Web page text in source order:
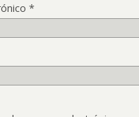
*